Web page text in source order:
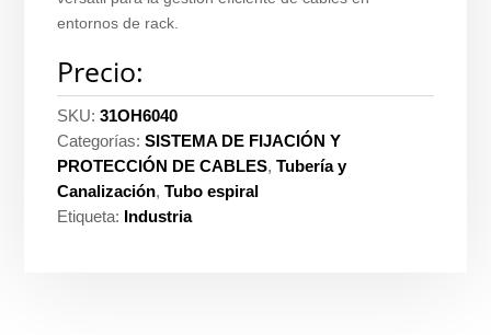
entornos de rack.
Precio:
SKU:31OH6040
Categorías:SISTEMA DE FIJACIÓN Y
PROTECCIÓN DE CABLES,Tubería y
Canalización,Tubo espiral
Etiqueta: Industria